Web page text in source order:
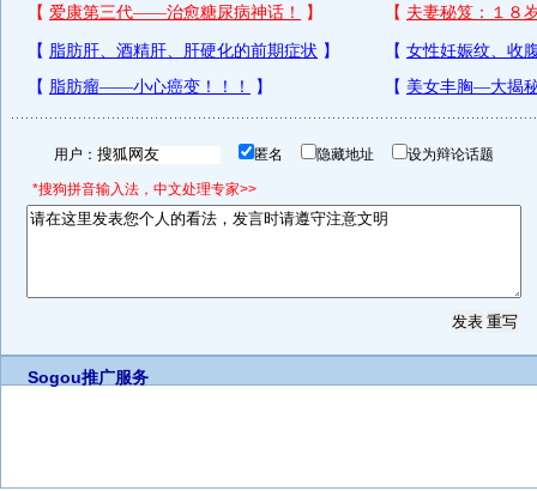
用户： 匿名 隐藏地址 设为辩论话题
*搜狗拼音输入法，中文处理专家>>
Sogou推广服务